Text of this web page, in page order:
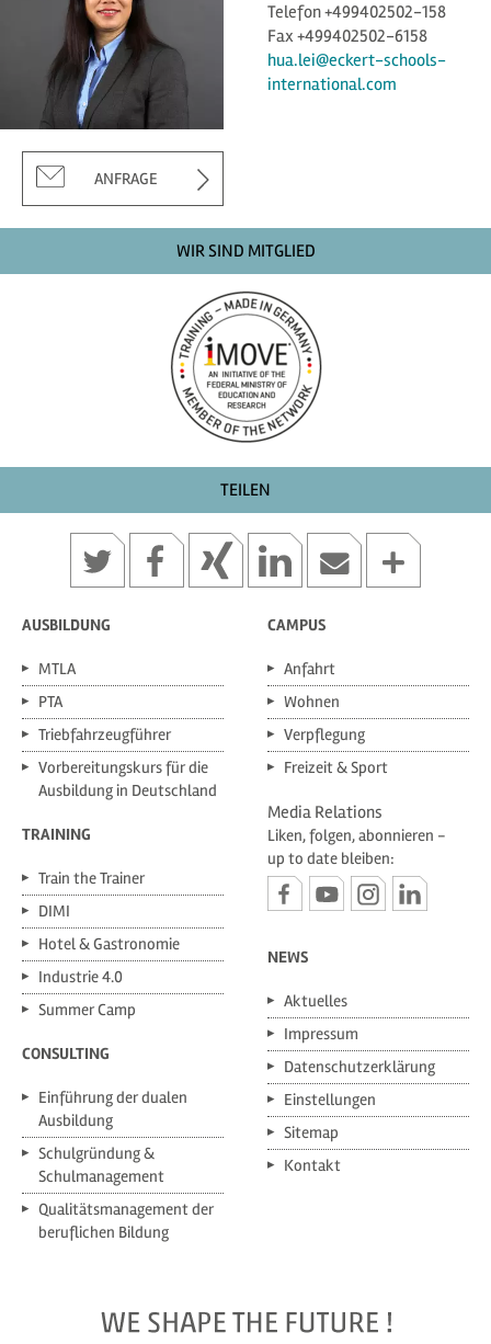
Telefon +499402502-158
Fax +499402502-6158
hua.lei@eckert-schools-
international.com
ANFRAGE
WIR SIND MITGLIED
TEILEN
AUSBILDUNG
MTLA
PTA
Triebfahrzeugführer
Vorbereitungskurs für die
Ausbildung in Deutschland
TRAINING
Train the Trainer
DIMI
Hotel & Gastronomie
Industrie 4.0
Summer Camp
CONSULTING
Einführung der dualen
Ausbildung
Schulgründung &
Schulmanagement
Qualitätsmanagement der
beruflichen Bildung
CAMPUS
Anfahrt
Wohnen
Verpflegung
Freizeit & Sport
Media Relations
Liken, folgen, abonnieren -
up to date bleiben:
NEWS
Aktuelles
Impressum
Datenschutzerklärung
Einstellungen
Sitemap
Kontakt